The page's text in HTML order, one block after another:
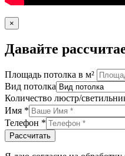
×
Давайте
Площадь потолка в м²
Вид потолка
Количество люстр/
Имя *
Телефон *
Рассчитать